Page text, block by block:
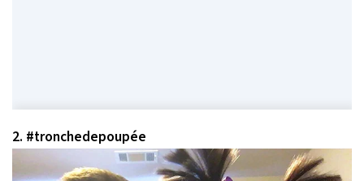
2. #tronchedepoupée